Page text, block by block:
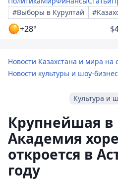
#Выборы в Курултай
+28° $
Новости Казахстана и мира на
Новости культуры и шоу-
Культура и
Крупнейшая в
Академия
откроется в
году